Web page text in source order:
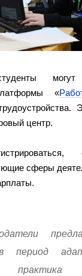
могут
«
центр.
сферы
период
практика